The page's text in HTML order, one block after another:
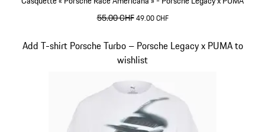
prix initial
55.00 CHFprix de vente
49.00 CHF
Add T-shirt Porsche Turbo – Porsche Legacy x PUMA to
wishlist
Diapositive 7 sur 10